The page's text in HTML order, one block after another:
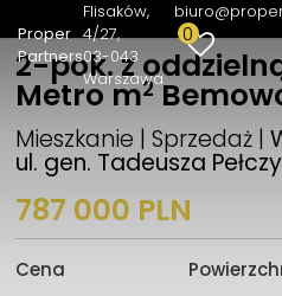
Proper
Partners
Flisaków,
4/27
03-043
Warszawa
0
2-pok. z
Metro m2
Mieszkanie | Sprzedaż |
ul. gen. Tadeusza
787 000 PLN
Cena